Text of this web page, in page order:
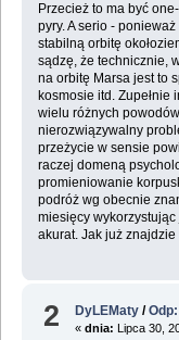
Przecież to ma być
pyry. A serio -
stabilną orbitę
sądzę, że technicznie,
na orbitę Marsa jest to
kosmosie itd.
wielu różnych
nierozwiązywalny
przeżycie w sensie
raczej domeną
promieniowanie
podróż wg obecnie
miesięcy
akurat. Jak już
2 DyLEMaty /
«dnia: Lipca 30,